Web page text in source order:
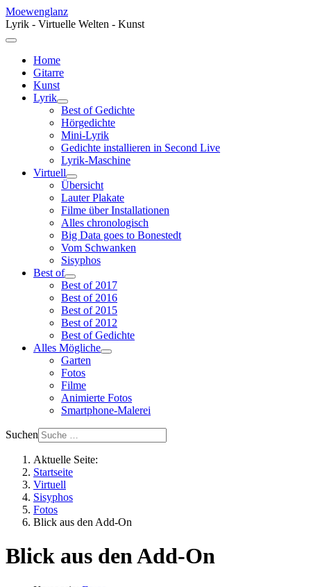
Moewenglanz
Lyrik - Virtuelle Welten - Kunst
Home
Gitarre
Kunst
Lyrik
Best of Gedichte
Hörgedichte
Mini-Lyrik
Gedichte installieren in Second Live
Lyrik-Maschine
Virtuell
Übersicht
Lauter Plakate
Filme über Installationen
Alles chronologisch
Big Data goes to Bonestedt
Vom Schwanken
Sisyphos
Best of
Best of 2017
Best of 2016
Best of 2015
Best of 2012
Best of Gedichte
Alles Mögliche
Garten
Fotos
Filme
Animierte Fotos
Smartphone-Malerei
Suchen
Aktuelle Seite:
Startseite
Virtuell
Sisyphos
Fotos
Blick aus den Add-On
Blick aus den Add-On